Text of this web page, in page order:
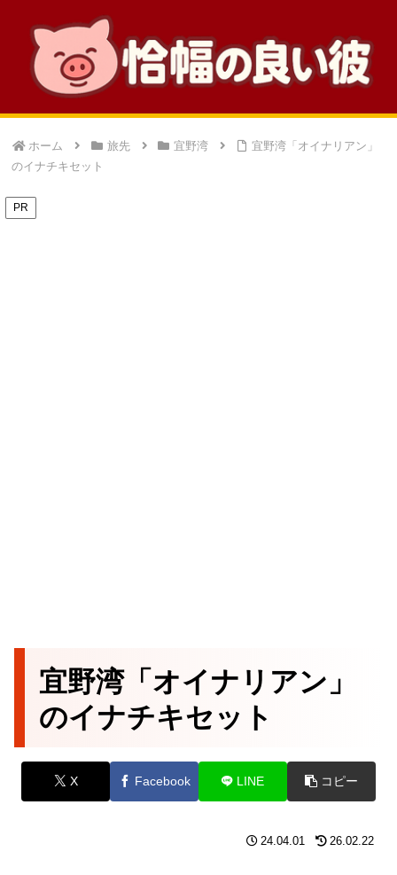
ホーム 旅先 宜野湾
宜野湾「オイナリアン」
のイナチキセット
PR
宜野湾「オイナリアン」
のイナチキセット
X Facebook LINE コピー
24.04.01 26.02.22